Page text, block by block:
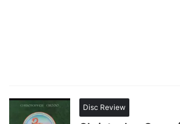
Disc Review